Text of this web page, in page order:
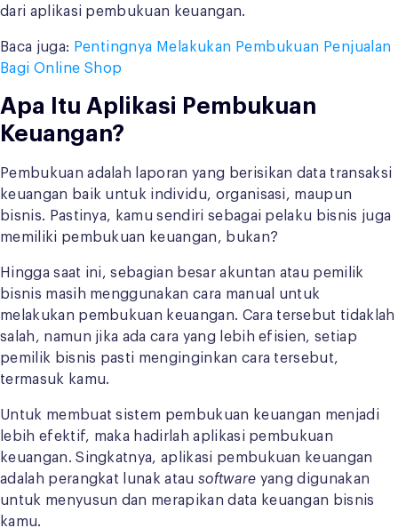
dari aplikasi pembukuan keuangan.
Baca juga: Pentingnya Melakukan Pembukuan Penjualan
Bagi Online Shop
Apa Itu Aplikasi Pembukuan
Keuangan?
Pembukuan adalah laporan yang berisikan data transaksi
keuangan baik untuk individu, organisasi, maupun
bisnis. Pastinya, kamu sendiri sebagai pelaku bisnis juga
memiliki pembukuan keuangan, bukan?
Hingga saat ini, sebagian besar akuntan atau pemilik
bisnis masih menggunakan cara manual untuk
melakukan pembukuan keuangan. Cara tersebut tidaklah
salah, namun jika ada cara yang lebih efisien, setiap
pemilik bisnis pasti menginginkan cara tersebut,
termasuk kamu.
Untuk membuat sistem pembukuan keuangan menjadi
lebih efektif, maka hadirlah aplikasi pembukuan
keuangan. Singkatnya, aplikasi pembukuan keuangan
adalah perangkat lunak atau software yang digunakan
untuk menyusun dan merapikan data keuangan bisnis
kamu.